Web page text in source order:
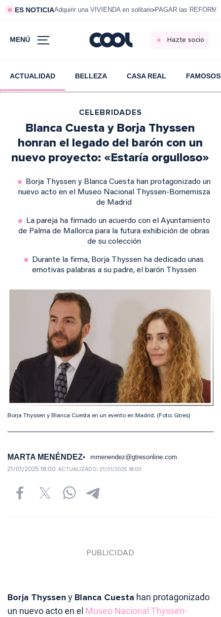
ES NOTICIAAdquirir una VIVIENDA en solitario PAGAR las
MENÚ Hazte socio
ACTUALIDAD BELLEZA CASA REAL FAMOSOS
CELEBRIDADES
Blanca Cuesta y Borja Thyssen
honran el legado del barón con un
nuevo proyecto: «Estaría orgulloso»
Borja Thyssen y Blanca Cuesta han protagonizado un
nuevo acto en el Museo Nacional Thyssen-Bornemisza
de Madrid
La pareja ha firmado un acuerdo con el Ayuntamiento
de Palma de Mallorca para la futura exhibición de obras
de su colección
Durante la firma, Borja Thyssen ha dedicado unas
emotivas palabras a su padre, el barón Thyssen
Borja Thyssen y Blanca Cuesta en un evento en Madrid. (Foto: Gtres)
MARTA MENÉNDEZ mmenendez@gtresonline.com
21/01/2025 18:00 ACTUALIZADO: 21/01/2025 18:00
Borja Thyssen y Blanca Cuesta han protagonizado
un nuevo acto en el Museo Nacional Thyssen-